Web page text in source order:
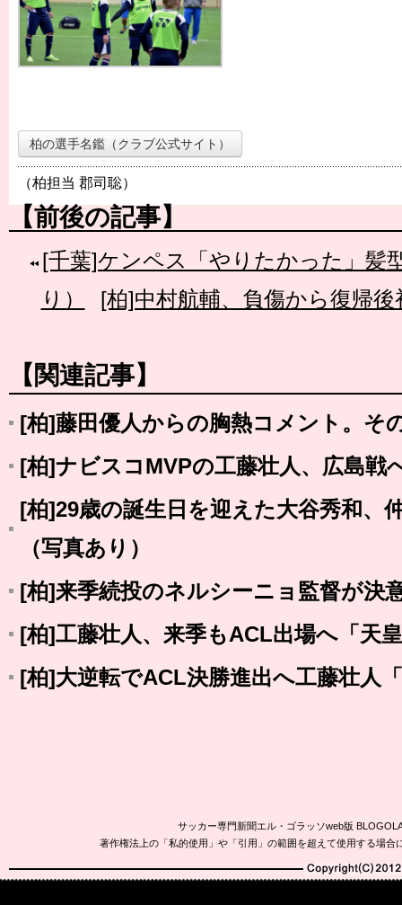
柏の選手名鑑（クラブ公式サイト）
（柏担当 郡司聡）
【前後の記事】
[千葉]ケンペス「やりたかった」髪
り）
[柏]中村航輔、負傷から復帰
【関連記事】
[柏]藤田優人からの胸熱コメント。そ
[柏]ナビスコMVPの工藤壮人、広島戦
[柏]29歳の誕生日を迎えた大谷秀和、
（写真あり）
[柏]来季続投のネルシーニョ監督が決
[柏]工藤壮人、来季もACL出場へ「天
[柏]大逆転でACL決勝進出へ工藤壮人
サッカー専門新聞エル・ゴラッソweb版
著作権法上の「私的使用」や「引用」の範囲を超えて使用する場
Copyright(C)2010-